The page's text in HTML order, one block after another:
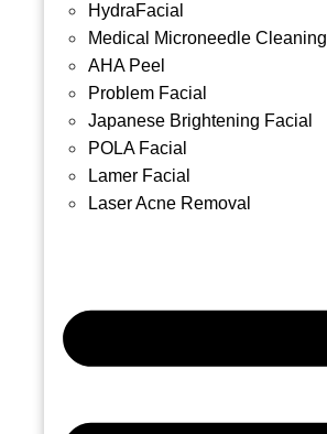
HydraFacial
Medical Microneedle Cleaning
AHA Peel
Problem Facial
Japanese Brightening Facial
POLA Facial
Lamer Facial
Laser Acne Removal